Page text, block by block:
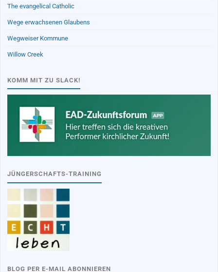
The evangelical Catholic
Wege erwachsenen Glaubens
Wegweiser Kommune
Willow Creek
KOMM MIT ZU SLACK!
JÜNGERSCHAFTS-TRAINING
BLOG PER E-MAIL ABONNIEREN